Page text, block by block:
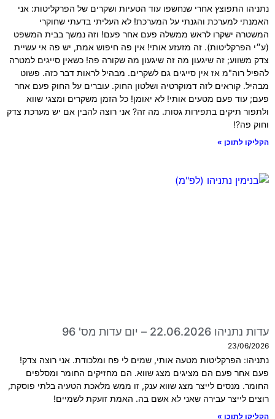
נתניהו התפוצץ אחרי שנחשפו עוד הטעיות ושקרים של הפרקליטות: אני
האמנתי למערכת והגנתי על המערכת! לא העליתי בדעתי שחוקרי
המשטרה ישקרו לראש ממשלה פעם אחר פעם! וזה נמשך בבית המשפט
(ע״י הפרקליטות). זה מזעזע אותי! אין פה חיפוש אמת, יש פה אי עשיית
צדק משווע; זה שיגעון מה זה שיגעון מה שקורה פה! כשאין סייגים למטרה
להפיל רוה"מ אז אין סייגים גם לשקרים. מבהיל לראות דבר כזה. פשוט
מבהיל. קוראים לזה דמוקרטיה ושלטון החוק. עוברים על החוק פעם אחר
פעם; עוד פעם מטעים אותי! לא יאומן! כל הזמן משקרים ומצגי שווא
ולתפור תיקים בתפירות גסות. מה זה? אני רוצה להבין אם יש מערכת צדק
וחוק פה?!
הקליקו לתוכן »
עדות נתניהו 22.06.2026 – יום עדות מס' 96
23/06/2026
נתניהו: הפרקליטות מטעה אותי, שמים לי פח ומלכודת. אני רוצה צדק!
פעם אחר פעם הם מציגים מצג שווא. הם מחזיקים החומר ומסלפים
החומר. מנסים לייצר מצג שווא ענק, זו ממש מלאכת הטעיה בלתי פוסקת,
רוצים לייצר עבירה שאני לא אשם בה. האמת זועקת לשמיים!
הקליקו לתוכן »